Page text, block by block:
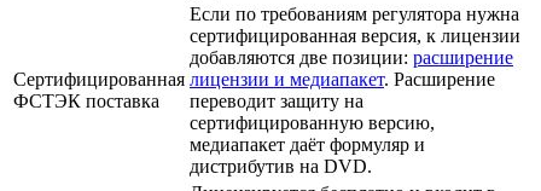
Сертифицированная
ФСТЭК поставка
Если по требованиям регулятора нужна
сертифицированная версия, к лицензии
добавляются две позиции: расширение
лицензии и медиапакет. Расширение
переводит защиту на
сертифицированную версию,
медиапакет даёт формуляр и
дистрибутив на DVD.